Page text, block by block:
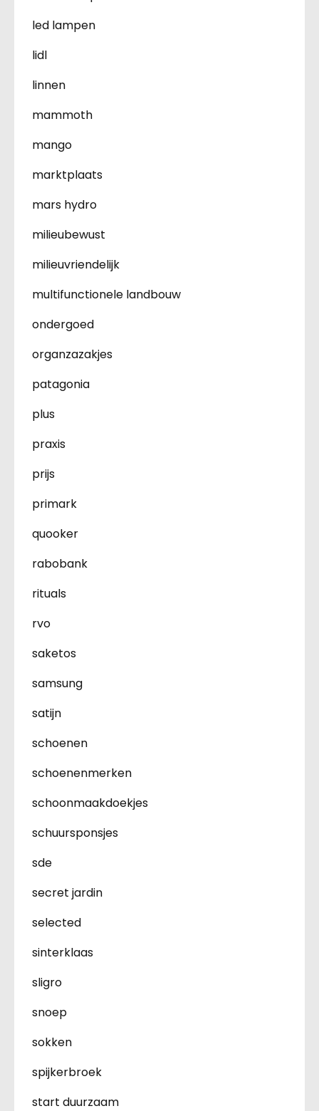
led lampen
lidl
linnen
mammoth
mango
marktplaats
mars hydro
milieubewust
milieuvriendelijk
multifunctionele landbouw
ondergoed
organzazakjes
patagonia
plus
praxis
prijs
primark
quooker
rabobank
rituals
rvo
saketos
samsung
satijn
schoenen
schoenenmerken
schoonmaakdoekjes
schuursponsjes
sde
secret jardin
selected
sinterklaas
sligro
snoep
sokken
spijkerbroek
start duurzaam